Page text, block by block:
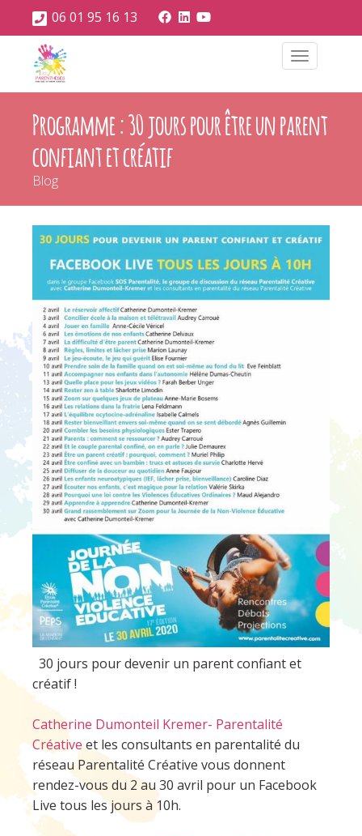
06 01 95 16 13
Toggle
Programme : 30 jours pour être un parent
confiant et créatif
Blog
30 jours pour devenir un parent confiant et
créatif !
Catherine Dumonteil Kremer- Parentalité
Créativeet les consultants en parentalité du
réseau Parentalité Créative vous donnent
rendez-vous du 2 au 30 avril pour un Facebook
Live tous les jours à 10h.